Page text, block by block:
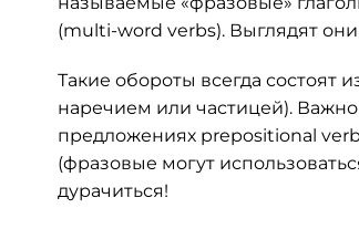
(multi-word verbs). Выглядят
Такие обороты всегда состоят
наречием или частицей). Важно
предложениях prepositional
(фразовые могут
дурачиться!